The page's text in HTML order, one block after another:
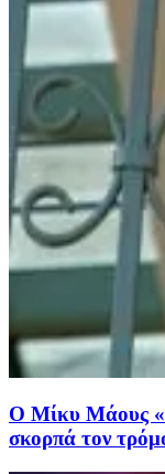
Ο Μίκυ Μάους
σκορπά τον